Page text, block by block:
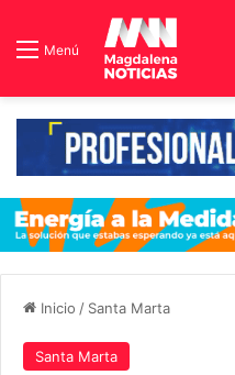
Menú
Inicio / Santa Marta
Santa Marta